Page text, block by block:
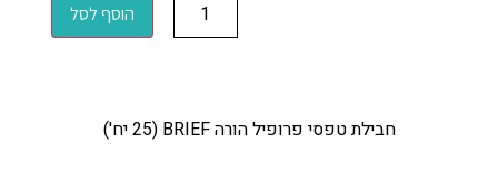
הוסף לסל
חבילת טפסי פרופיל הורה BRIEF (25 יח')